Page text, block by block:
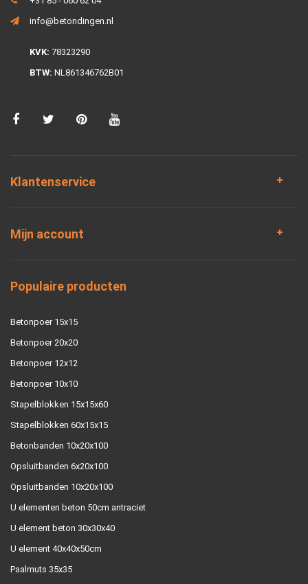
info@betondingen.nl
KVK: 78323290
BTW: NL861346762B01
Klantenservice
Mijn account
Populaire producten
Betonpoer 15x15
Betonpoer 20x20
Betonpoer 12x12
Betonpoer 10x10
Stapelblokken 15x15x60
Stapelblokken 60x15x15
Betonbanden 10x20x100
Opsluitbanden 6x20x100
Opsluitbanden 10x20x100
U elementen beton 50cm antraciet
U element beton 30x30x40
U element 40x40x50cm
Paalmuts 35x35